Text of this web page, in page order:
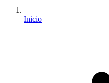
Inicio